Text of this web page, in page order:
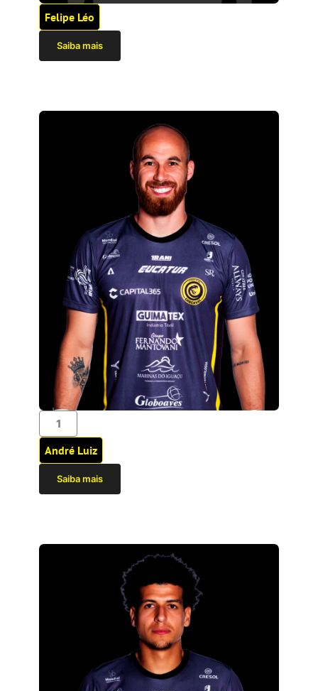
Felipe Léo
Saiba mais
1
André Luiz
Saiba mais